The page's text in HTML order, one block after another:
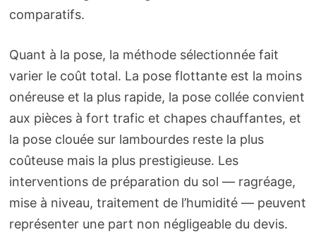
comparatifs.
Quant à la pose, la méthode sélectionnée fait
varier le coût total. La pose flottante est la moins
onéreuse et la plus rapide, la pose collée convient
aux pièces à fort trafic et chapes chauffantes, et
la pose clouée sur lambourdes reste la plus
coûteuse mais la plus prestigieuse. Les
interventions de préparation du sol — ragréage,
mise à niveau, traitement de l’humidité — peuvent
représenter une part non négligeable du devis.